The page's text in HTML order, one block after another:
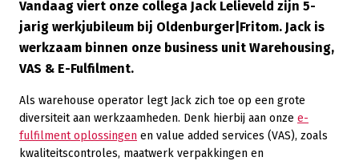
Vandaag viert onze collega Jack Lelieveld zijn 5-
jarig werkjubileum bij Oldenburger|Fritom. Jack is
werkzaam binnen onze business unit Warehousing,
VAS & E-Fulfilment.
Als warehouse operator legt Jack zich toe op een grote
diversiteit aan werkzaamheden. Denk hierbij aan onze e-
fulfilment oplossingen en value added services (VAS), zoals
kwaliteitscontroles, maatwerk verpakkingen en